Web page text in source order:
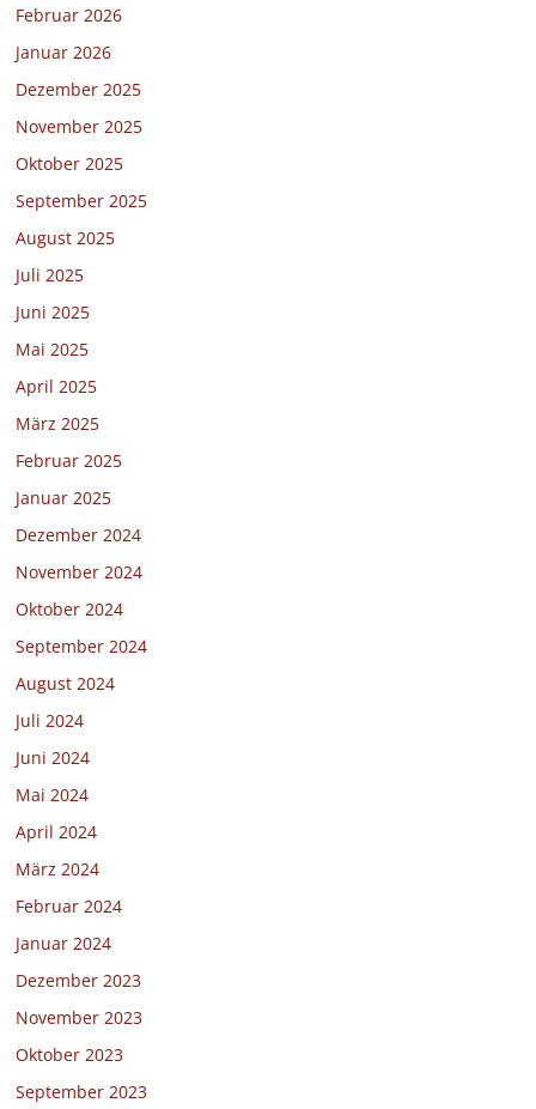
Februar 2026
Januar 2026
Dezember 2025
November 2025
Oktober 2025
September 2025
August 2025
Juli 2025
Juni 2025
Mai 2025
April 2025
März 2025
Februar 2025
Januar 2025
Dezember 2024
November 2024
Oktober 2024
September 2024
August 2024
Juli 2024
Juni 2024
Mai 2024
April 2024
März 2024
Februar 2024
Januar 2024
Dezember 2023
November 2023
Oktober 2023
September 2023